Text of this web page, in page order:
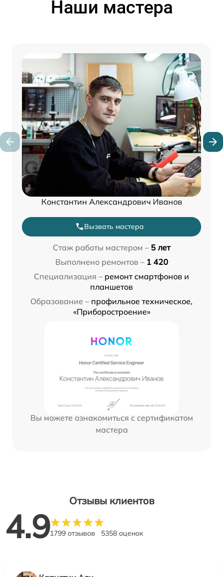
Наши мастера
Константин Александрович Иванов
Вызвать мастера
Стаж работы мастером – 5 лет
Выполнено ремонтов – 1 420
Специализация – ремонт смартфонов и
планшетов
Образование – профильное техническое,
«Приборостроение»
Вы можете ознакомиться с сертификатом
мастера
Отзывы клиентов
4.91799 отзывов 5358 оценок